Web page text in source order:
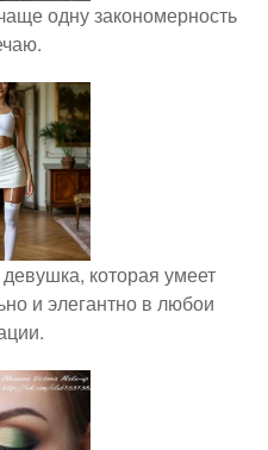
одну закономерность
которая умеет
и элегантно в любои